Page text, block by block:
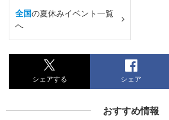
全国の夏休みイベント一覧
へ
シェアする シェア
おすすめ情報